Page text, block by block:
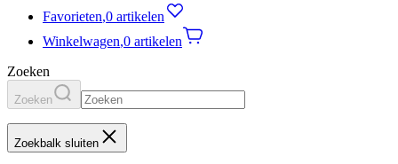
Favorieten,0 artikelen
Winkelwagen,0 artikelen
Zoeken
Zoeken
Zoekbalk sluiten